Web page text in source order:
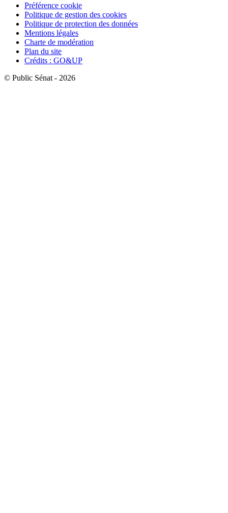
Préférence cookie
Politique de gestion des cookies
Politique de protection des données
Mentions légales
Charte de modération
Plan du site
Crédits : GO&UP
© Public Sénat - 2026